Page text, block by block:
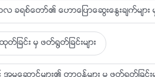
ျပည့္လ်က္ရွိ။
ပ္သည္ အျပစ္ရွိေသာစိတ္၊ ေလးစားမႈ
ေတာ္ကို ကြၽန္ုပ္ စြန႔္ပစ္ရန္ မည္သို႔
စ္ေတာ္၏ ေဟာေျပာေဆြးေႏြးခ်က္မ်ား မွ
ခင္း မွ ဖတ္႐ြတ္ျခင္းမ်ား